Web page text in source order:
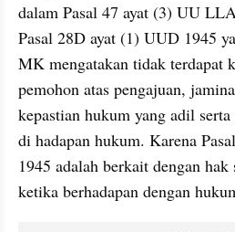
dalam Pasal 47 ayat (3) UU
Pasal 28D ayat (1) UUD 1945
MK mengatakan tidak terdapat
pemohon atas pengajuan,
kepastian hukum yang adil
di hadapan hukum. Karena
1945 adalah berkait dengan
ketika berhadapan dengan